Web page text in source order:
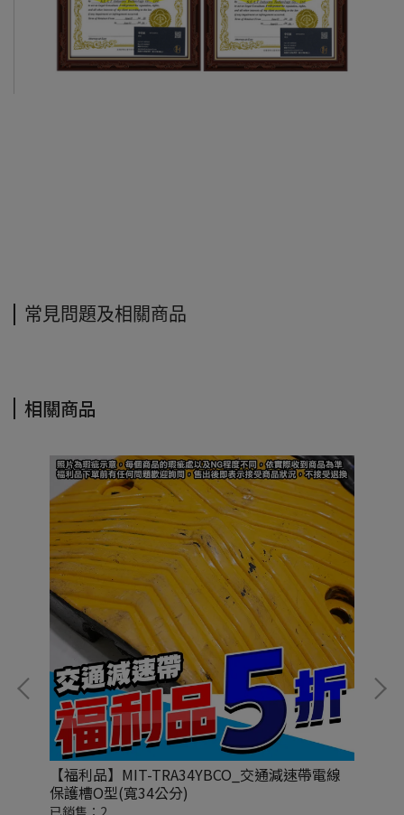
常見問題及相關商品
相關商品
【福利品】MIT-TRA34YBCO_交通減速帶電線
保護槽O型(寬34公分)
已銷售：2